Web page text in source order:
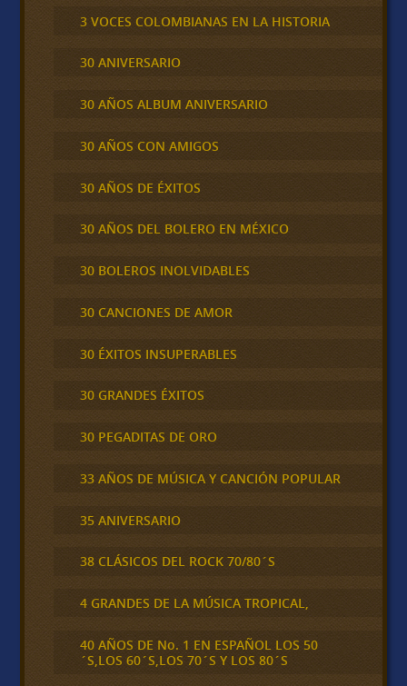
3 VOCES COLOMBIANAS EN LA HISTORIA
30 ANIVERSARIO
30 AÑOS ALBUM ANIVERSARIO
30 AÑOS CON AMIGOS
30 AÑOS DE ÉXITOS
30 AÑOS DEL BOLERO EN MÉXICO
30 BOLEROS INOLVIDABLES
30 CANCIONES DE AMOR
30 ÉXITOS INSUPERABLES
30 GRANDES ÉXITOS
30 PEGADITAS DE ORO
33 AÑOS DE MÚSICA Y CANCIÓN POPULAR
35 ANIVERSARIO
38 CLÁSICOS DEL ROCK 70/80´S
4 GRANDES DE LA MÚSICA TROPICAL,
40 AÑOS DE No. 1 EN ESPAÑOL LOS 50
´S,LOS 60´S,LOS 70´S Y LOS 80´S